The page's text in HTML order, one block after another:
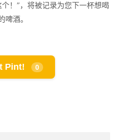
！”，将被记录为您下一杯想喝
啤酒。
Pint! 0